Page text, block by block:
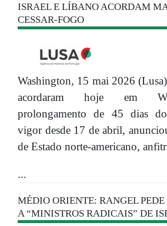
ISRAEL E LÍBANO ACORDAM
CESSAR-FOGO
Washington, 15 mai 2026
acordaram hoje em
prolongamento de 45 dias
vigor desde 17 de abril,
de Estado norte-americano,
...
MÉDIO ORIENTE: RANGEL PEDE
A “MINISTROS RADICAIS” DE